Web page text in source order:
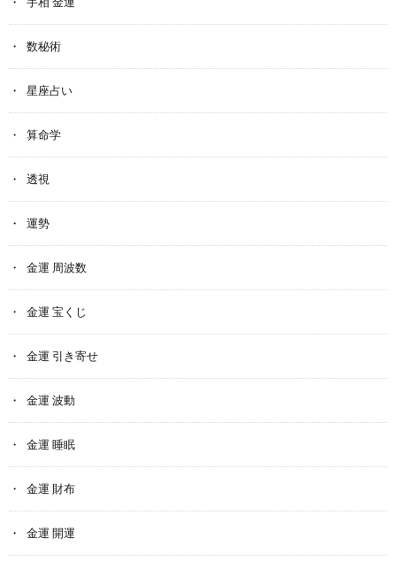
数秘術
星座占い
算命学
透視
運勢
金運 周波数
金運 宝くじ
金運 引き寄せ
金運 波動
金運 睡眠
金運 財布
金運 開運